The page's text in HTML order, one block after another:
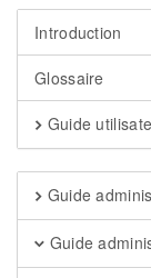
Introduction
Glossaire
Guide
Guide
Guide